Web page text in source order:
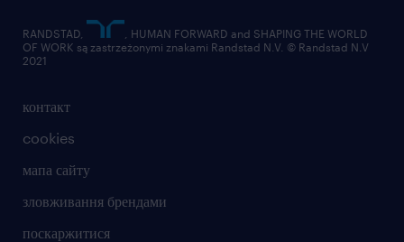
контакт
cookies
мапа сайту
зловживання брендами
поскаржитися
RANDSTAD,
, HUMAN FORWARD and SHAPING THE WORLD
OF WORK są zastrzeżonymi znakami Randstad N.V. © Randstad N.V
2021